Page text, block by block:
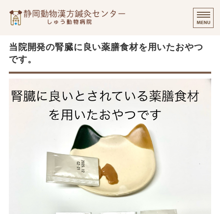
ご挨拶
診察について
個別出張診療について
オンラインでのご相談
当院開発の腎臓に良い薬膳食材を用いたおやつ
です。